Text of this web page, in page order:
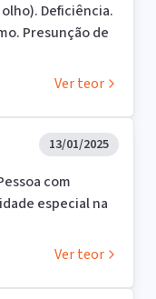
Deficiência.
Presunção de
Ver teor
13/01/2025
com
especial na
Ver teor